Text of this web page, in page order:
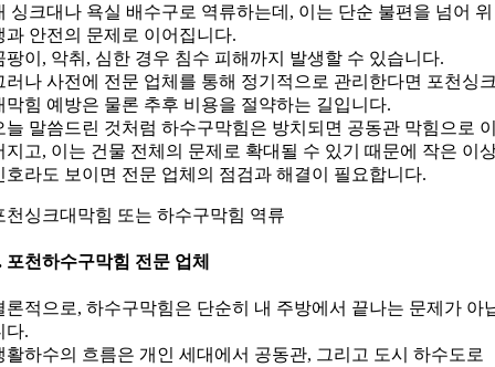
싱크대나 욕실 배수구로 역류하는데, 이는 단순 불편을 넘어 위
과 안전의 문제로 이어집니다.
팡이, 악취, 심한 경우 침수 피해까지 발생할 수 있습니다.
러나 사전에 전문 업체를 통해 정기적으로 관리한다면 포천싱
막힘 예방은 물론 추후 비용을 절약하는 길입니다.
늘 말씀드린 것처럼 하수구막힘은 방치되면 공동관 막힘으로
지고, 이는 건물 전체의 문제로 확대될 수 있기 때문에 작은 이
호라도 보이면 전문 업체의 점검과 해결이 필요합니다.
천싱크대막힘 또는 하수구막힘 역류
포천하수구막힘 전문 업체
론적으로, 하수구막힘은 단순히 내 주방에서 끝나는 문제가 아
다.
활하수의 흐름은 개인 세대에서 공동관, 그리고 도시 하수도로